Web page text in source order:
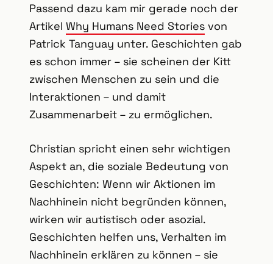
Passend dazu kam mir gerade noch der
Artikel Why Humans Need Stories von
Patrick Tanguay unter. Geschichten gab
es schon immer – sie scheinen der Kitt
zwischen Menschen zu sein und die
Interaktionen – und damit
Zusammenarbeit – zu ermöglichen.
Christian spricht einen sehr wichtigen
Aspekt an, die soziale Bedeutung von
Geschichten: Wenn wir Aktionen im
Nachhinein nicht begründen können,
wirken wir autistisch oder asozial.
Geschichten helfen uns, Verhalten im
Nachhinein erklären zu können – sie